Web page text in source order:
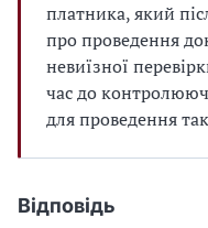
платника, який
про проведення
невиїзної
час до
для проведення
Відповідь